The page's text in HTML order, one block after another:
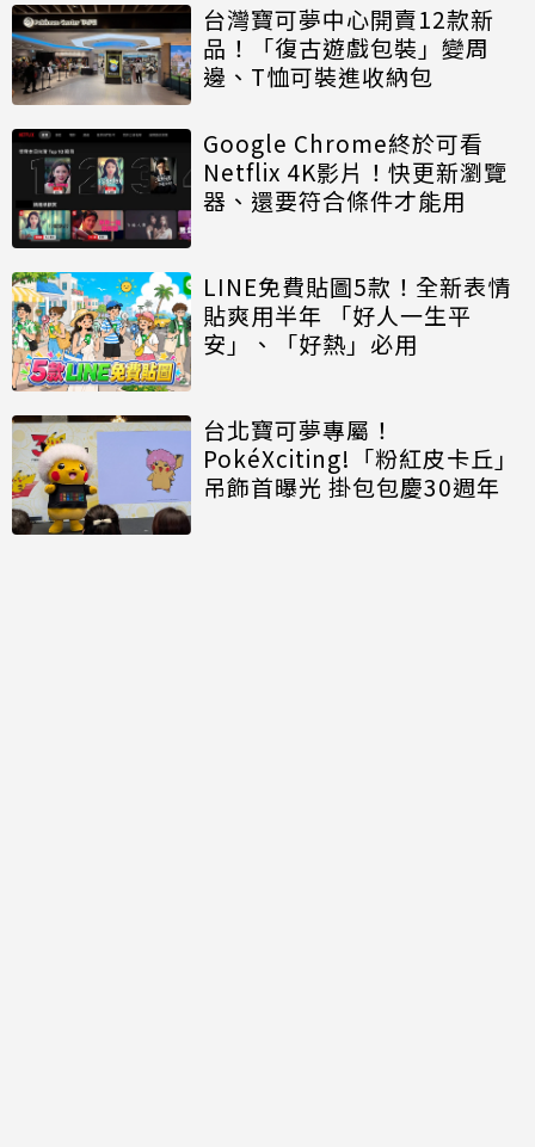
台灣寶可夢中心開賣12款新
品！「復古遊戲包裝」變周
邊、T恤可裝進收納包
Google Chrome終於可看
Netflix 4K影片！快更新瀏覽
器、還要符合條件才能用
LINE免費貼圖5款！全新表情
貼爽用半年 「好人一生平
安」、「好熱」必用
台北寶可夢專屬！
PokéXciting!「粉紅皮卡丘」
吊飾首曝光 掛包包慶30週年